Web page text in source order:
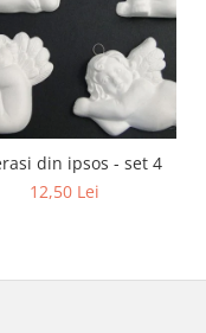
din ipsos - set 4
12,50 Lei